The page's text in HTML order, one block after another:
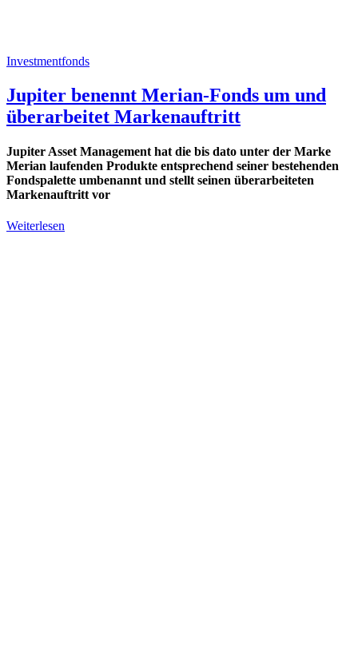
Investmentfonds
Jupiter benennt Merian-Fonds um und
überarbeitet Markenauftritt
Jupiter Asset Management hat die bis dato unter der Marke
Merian laufenden Produkte entsprechend seiner bestehenden
Fondspalette umbenannt und stellt seinen überarbeiteten
Markenauftritt vor
Weiterlesen